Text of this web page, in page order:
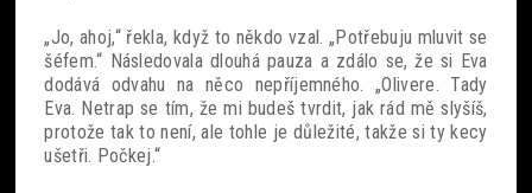
„Jo, ahoj,“ řekla, když to někdo vzal. „Potřebuju mluvit se
šéfem.“ Následovala dlouhá pauza a zdálo se, že si Eva
dodává odvahu na něco nepříjemného. „Olivere. Tady
Eva. Netrap se tím, že mi budeš tvrdit, jak rád mě slyšíš,
protože tak to není, ale tohle je důležité, takže si ty kecy
ušetři. Počkej.“